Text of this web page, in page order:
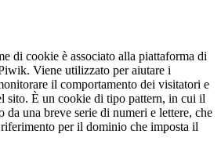
di cookie è associato alla piattaforma di
Viene utilizzato per aiutare i
il comportamento dei visitatori e
sito. È un cookie di tipo pattern, in cui il
da una breve serie di numeri e lettere, che
per il dominio che imposta il